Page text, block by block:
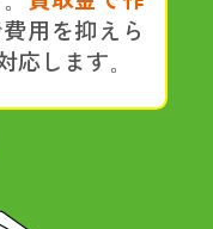
用を抑えら
応します。